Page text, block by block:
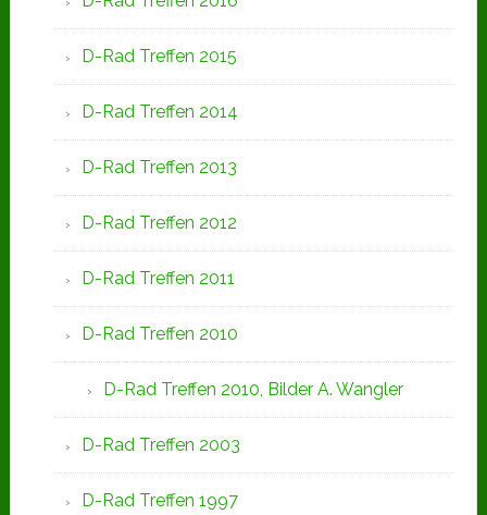
D-Rad Treffen 2015
D-Rad Treffen 2014
D-Rad Treffen 2013
D-Rad Treffen 2012
D-Rad Treffen 2011
D-Rad Treffen 2010
D-Rad Treffen 2010, Bilder A. Wangler
D-Rad Treffen 2003
D-Rad Treffen 1997